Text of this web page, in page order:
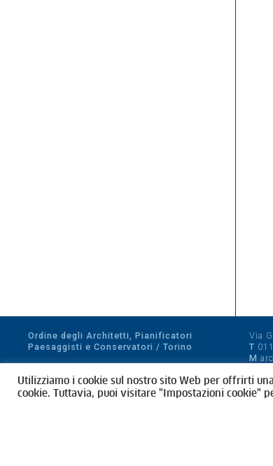
Ordine degli Architetti, Pianificatori
Paesaggisti e Conservatori / Torino
CF 80089280012
Via
T
M
Utilizziamo i cookie sul nostro sito Web per offrirti
cookie. Tuttavia, puoi visitare "Impostazioni cookie"